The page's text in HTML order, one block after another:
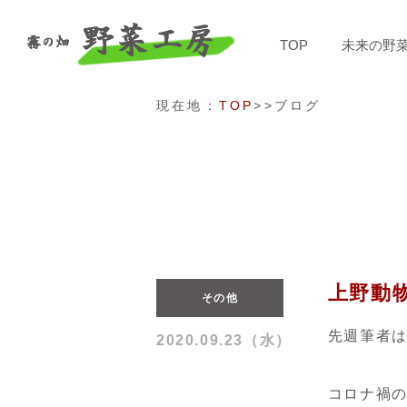
TOP 未来の野
現在地： TOP>>ブログ
その他
2020.09.23（水）
上野動
先週筆者
コロナ禍